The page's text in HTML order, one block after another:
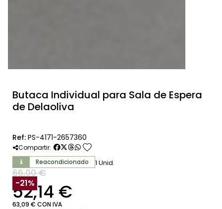
Butaca Individual para Sala de Espera
de Delaoliva
Ref: PS-4171-2657360
Compartir: favorite
Reacondicionado 1 Unid.
66,00 €
SIN IVA
52,14 €
63,09 € CON IVA
-21%